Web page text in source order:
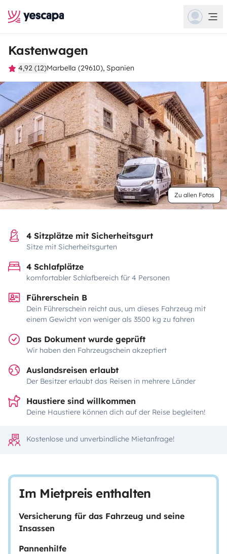
Kastenwagen
4,92 (12)Marbella (29610), Spanien
Zu allen Fotos
4 Sitzplätze mit Sicherheitsgurt
Sitze mit Sicherheitsgurten
4 Schlafplätze
komfortabler Schlafbereich für 4 Personen
Führerschein B
Dein Führerschein reicht aus, um dieses Fahrzeug mit
einem Gewicht von weniger als 3500 kg zu fahren
Das Dokument wurde geprüft
Wir haben den Fahrzeugschein akzeptiert
Auslandsreisen erlaubt
Der Besitzer erlaubt das Reisen in mehrere Länder
Haustiere sind willkommen
Deine Haustiere können dich auf der Reise begleiten!
Kostenlose und unverbindliche Mietanfrage!
Im Mietpreis enthalten
Versicherung für das Fahrzeug und seine
Insassen
Pannenhilfe